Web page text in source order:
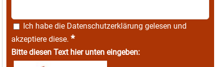
Ich habe die Datenschutzerklärung gelesen und
akzeptiere diese. *
Bitte diesen Text hier unten eingeben: